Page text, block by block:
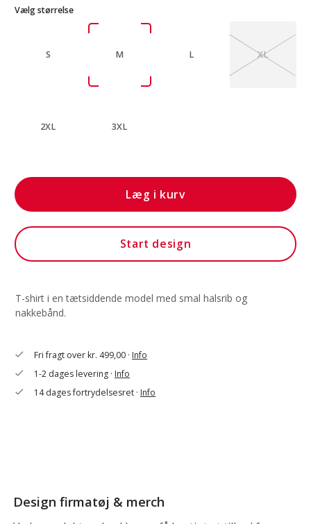
Vælg størrelse
S M L XL
2XL 3XL
Læg i kurv
Start design
T-shirt i en tætsiddende model med smal halsrib og
nakkebånd.
check Fri fragt over kr. 499,00 ·Info
check 1-2 dages levering ·Info
check 14 dages fortrydelsesret ·Info
Design firmatøj & merch